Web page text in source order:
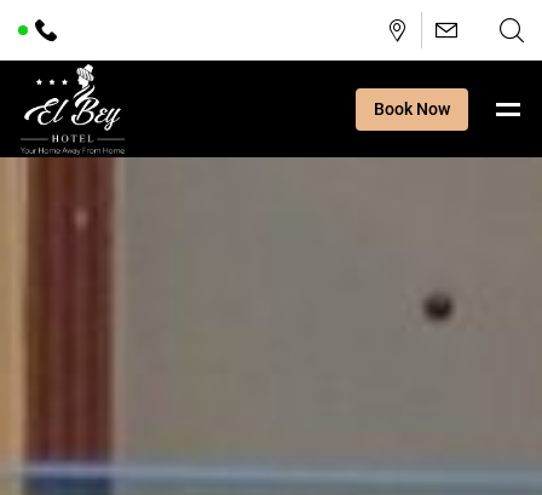
Book Now